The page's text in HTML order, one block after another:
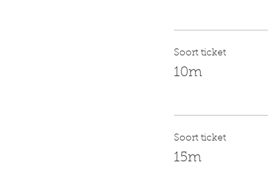
Soort ticket
10m
Soort ticket
15m